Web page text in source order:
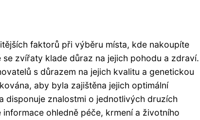
faktorů při výběru místa, kde nakoupíte
zvířaty klade důraz na jejich pohodu a zdraví.
s důrazem na jejich kvalitu a genetickou
aby byla zajištěna jejich optimální
disponuje znalostmi o jednotlivých druzích
ohledně péče, krmení a životního